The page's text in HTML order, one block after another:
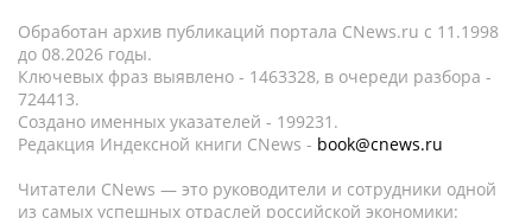
Обработан архив публикаций портала CNews.ru c 11.1998
до 08.2026 годы.
Ключевых фраз выявлено - 1463328, в очереди разбора -
724413.
Создано именных указателей - 199231.
Редакция Индексной книги CNews - book@cnews.ru
Читатели CNews — это руководители и сотрудники одной
из самых успешных отраслей российской экономики: